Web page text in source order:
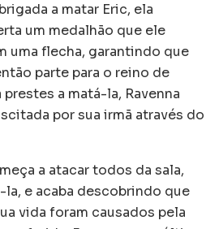
a matar Eric, ela
um medalhão que ele
uma flecha, garantindo que
parte para o reino de
prestes a matá-la, Ravenna
por sua irmã através do
a atacar todos da sala,
e acaba descobrindo que
vida foram causados pela